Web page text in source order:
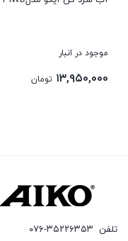
در انبار
تومان
تلفن ۰۷۶-۳۵۲۲۶۳۵۳